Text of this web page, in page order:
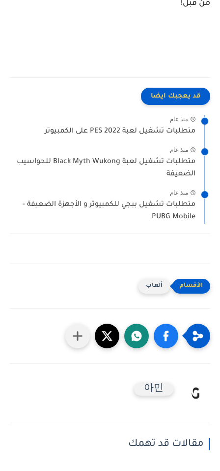
من قبل!
قد يعجبك ايضا
منذ عام
متطلبات تشغيل لعبة PES 2022 على الكمبيوتر
منذ عام
متطلبات تشغيل لعبة Black Myth Wukong للحواسيب
الضعيفة
منذ عام
متطلبات تشغيل ببجي للكمبيوتر و الأجهزة الضعيفة -
PUBG Mobile
ألعاب
아민
مقالات قد تهمك